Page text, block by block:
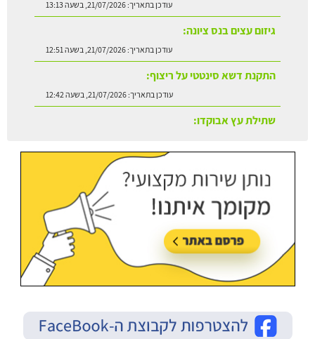
עודכן בתאריך:21/07/2026, בשעה 12:51
התקנת דשא סינטטי על ריצוף:
עודכן בתאריך: 21/07/2026, בשעה 12:42
שתילת עץ אבוקדו:
עודכן בתאריך:21/07/2026, בשעה 13:24